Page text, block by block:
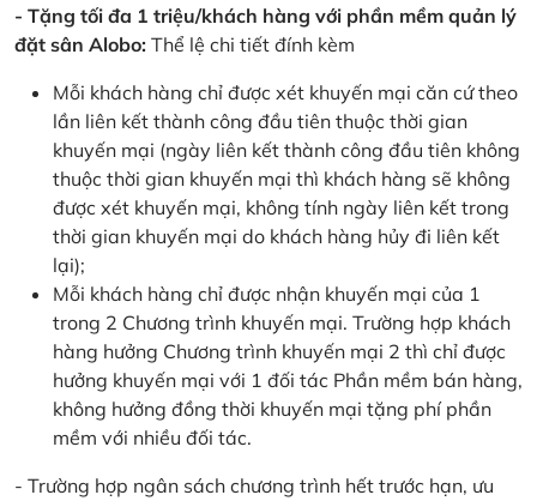
- Tặng tối đa 1 triệu/khách hàng với phần mềm quản lý
đặt sân Alobo: Thể lệ chi tiết đính kèm
Mỗi khách hàng chỉ được xét khuyến mại căn cứ theo
lần liên kết thành công đầu tiên thuộc thời gian
khuyến mại (ngày liên kết thành công đầu tiên không
thuộc thời gian khuyến mại thì khách hàng sẽ không
được xét khuyến mại, không tính ngày liên kết trong
thời gian khuyến mại do khách hàng hủy đi liên kết
lại);
Mỗi khách hàng chỉ được nhận khuyến mại của 1
trong 2 Chương trình khuyến mại. Trường hợp khách
hàng hưởng Chương trình khuyến mại 2 thì chỉ được
hưởng khuyến mại với 1 đối tác Phần mềm bán hàng,
không hưởng đồng thời khuyến mại tặng phí phần
mềm với nhiều đối tác.
- Trường hợp ngân sách chương trình hết trước hạn, ưu